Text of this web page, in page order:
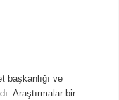
başkanlığı ve
Araştırmalar bir